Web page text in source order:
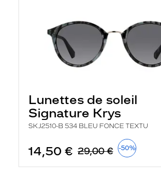
Lunettes de soleil
Signature Krys
SKJ2510-B 534 BLEU FONCE TEXTU
14,50 € 29,00 € -50%